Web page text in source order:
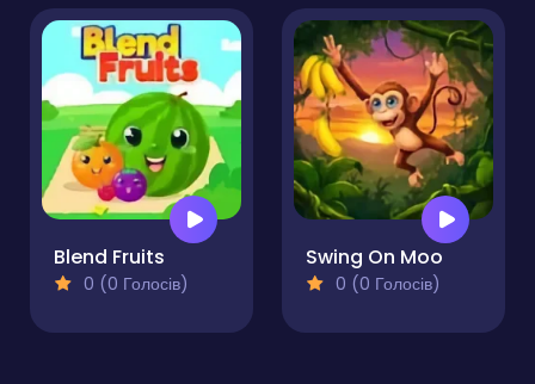
Blend Fruits
0 (0 Голосів)
Swing On Moo
0 (0 Голосів)